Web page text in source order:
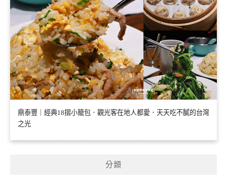
鼎泰豐｜經典18摺小籠包．觀光客在地人都愛．天天吃不膩的台灣
之光
分類